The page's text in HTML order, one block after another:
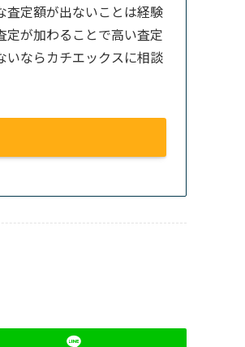
査定額が出ないことは経験
定が加わることで高い査定
いならカチエックスに相談